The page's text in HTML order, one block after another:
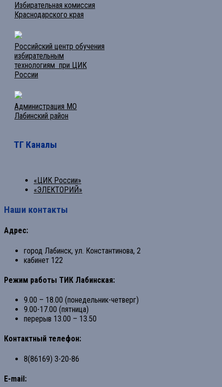
Избирательная комиссия
Краснодарского края
Российский центр обучения
избирательным
технологиям при ЦИК
России
Администрация МО
Лабинский район
ТГ Каналы
«ЦИК России»
«ЭЛЕКТОРИЙ»
Наши контакты
Адрес:
город Лабинск, ул. Константинова, 2
кабинет 122
Режим работы ТИК Лабинская:
9.00 – 18.00 (понедельник-четверг)
9.00-17.00 (пятница)
перерыв 13.00 – 13.50
Контактный телефон:
8(86169) 3-20-86
E-mail: